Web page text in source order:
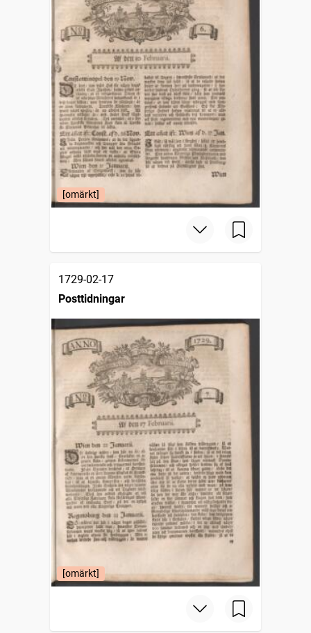
[omärkt]
1729-02-17
Posttidningar
[omärkt]